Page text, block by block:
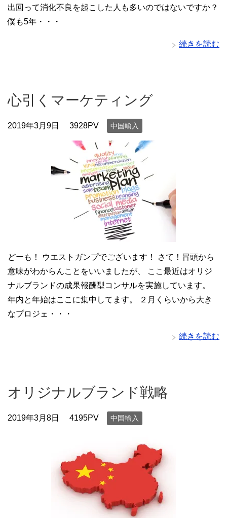
出回って消化不良を起こした人も多いのではないですか？
僕も5年・・・
続きを読む
心引くマーケティング
2019年3月9日 3928PV 中国輸入
どーも！ ウエストガンプでございます！ さて！冒頭から
意味がわからんことをいいましたが、 ここ最近はオリジ
ナルブランドの成果報酬型コンサルを実施しています。
年内と年始はここに集中してます。 ２月くらいから大き
なプロジェ・・・
続きを読む
オリジナルブランド戦略
2019年3月8日 4195PV 中国輸入